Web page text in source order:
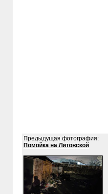
Предыдущая фотография:
Помойка на Литовской